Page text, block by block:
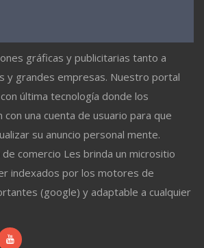
gráficas y publicitarias tanto a
y grandes empresas. Nuestro portal
última tecnología donde los
con una cuenta de usuario para que
su anuncio personal mente.
comercio Les brinda un micrositio
indexados por los motores de
(google) y adaptable a cualquier